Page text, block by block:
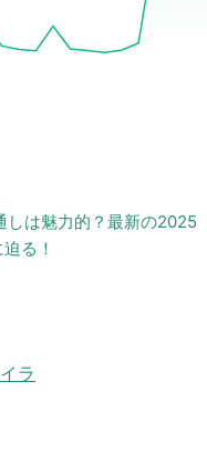
しは魅力的？最新の2025
る！
ラ